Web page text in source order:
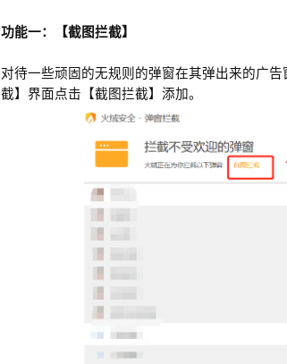
功能一：【截图拦截】
对待一些顽固的无规则的弹窗在其弹出来的广
截】界面点击【截图拦截】添加。